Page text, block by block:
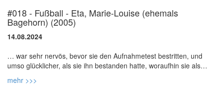
#018 - Fußball - Eta, Marie-Louise (ehemals
Bagehorn) (2005)
14.08.2024
… war sehr nervös, bevor sie den Aufnahmetest bestritten, und
umso glücklicher, als sie ihn bestanden hatte, woraufhin sie als
mehr >>>